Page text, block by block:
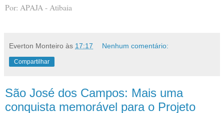
Por: APAJA - Atibaia
Everton Monteiro às 17:17 Nenhum comentário:
Compartilhar
São José dos Campos: Mais uma
conquista memorável para o Projeto